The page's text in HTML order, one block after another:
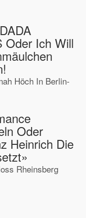
Oder Ich Will
Höch In Berlin-
Oder
Heinrich Die
Rheinsberg